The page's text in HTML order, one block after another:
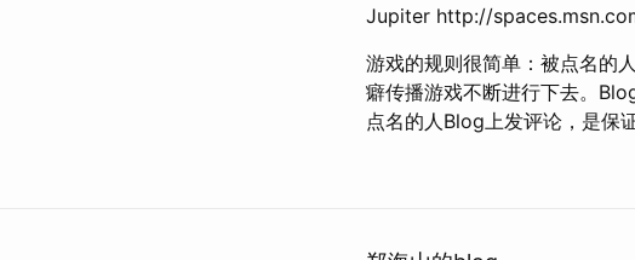
Jupiter http://
游戏的规则很简单：被点名的
癖传播游戏不断进行下去。
点名的人Blog上发评论，是保